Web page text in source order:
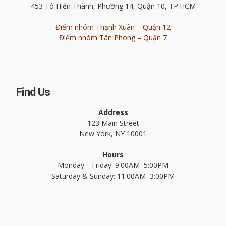
453 Tô Hiến Thành, Phường 14, Quận 10, TP.HCM
Điểm nhóm Thạnh Xuân – Quận 12
Điểm nhóm Tân Phong – Quận 7
Find Us
Address
123 Main Street
New York, NY 10001
Hours
Monday—Friday: 9:00AM–5:00PM
Saturday & Sunday: 11:00AM–3:00PM